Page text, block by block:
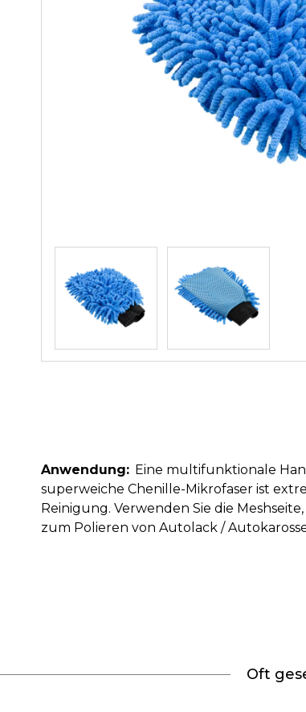
Anwendung: Eine multifunktionale
superweiche Chenille-Mikrofaser ist
Reinigung. Verwenden Sie die
zum Polieren von Autolack /
Oft